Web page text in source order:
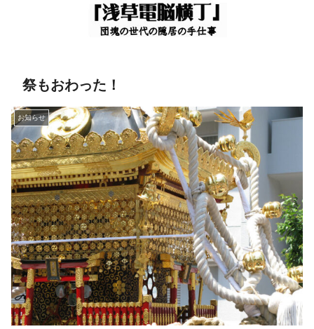
祭もおわった！
お知らせ